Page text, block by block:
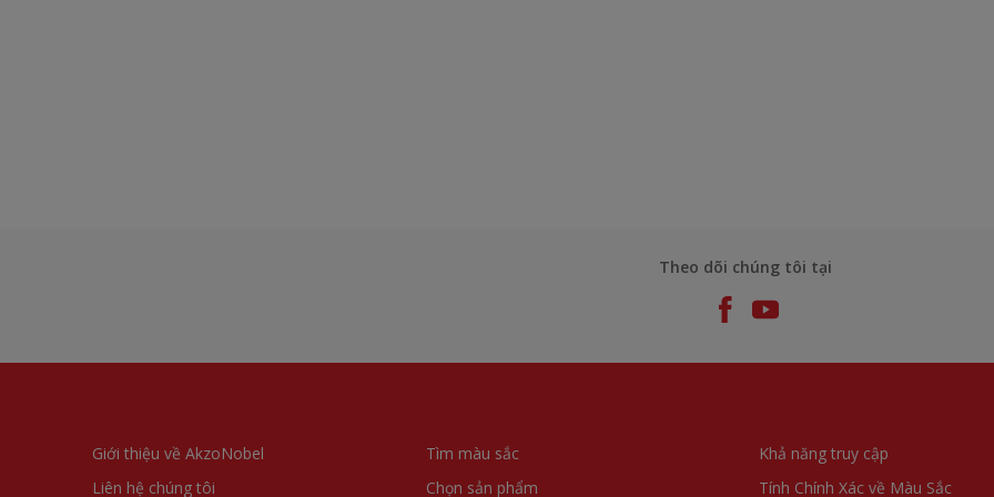
Theo dõi chúng tôi tại
Giới thiệu về AkzoNobel
Liên hệ chúng tôi
Tìm màu sắc
Chọn sản phẩm
Khả năng truy cập
Tính Chính Xác về Màu Sắc